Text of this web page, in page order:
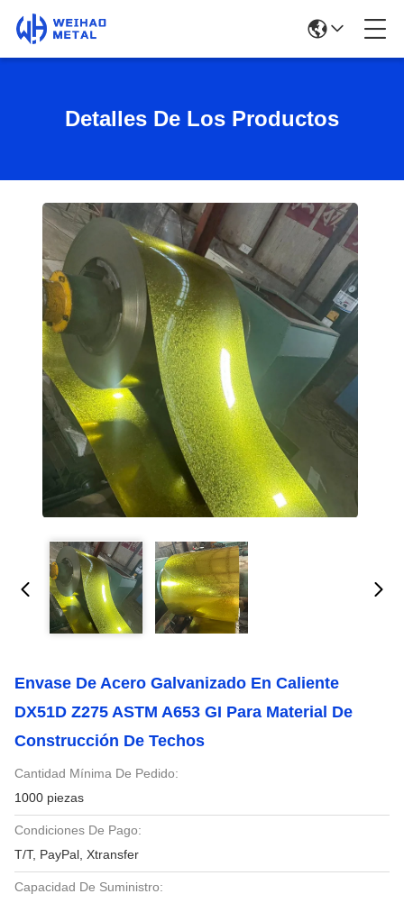
Detalles De Los Productos
Envase De Acero Galvanizado En Caliente
DX51D Z275 ASTM A653 GI Para Material De
Construcción De Techos
Cantidad Mínima De Pedido:
1000 piezas
Condiciones De Pago:
T/T, PayPal, Xtransfer
Capacidad De Suministro: